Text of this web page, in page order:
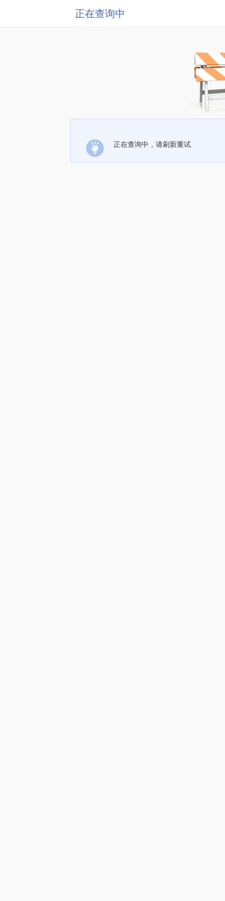
正在查询中
正在查询中，请刷新重试